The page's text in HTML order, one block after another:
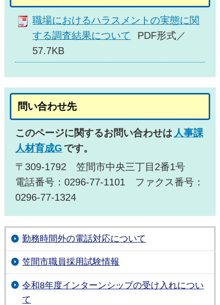
職場におけるハラスメントの実態に関
する調査結果について
PDF形式／
57.7KB
問い合わせ先
このページに関するお問い合わせは 人事課
人材育成G です。
〒309-1792 笠間市中央三丁目2番1号
電話番号：0296-77-1101 ファクス番号：
0296-77-1324
勤務時間外の電話対応について
笠間市職員採用試験情報
令和8年度インターンシップの受け入れについ
て